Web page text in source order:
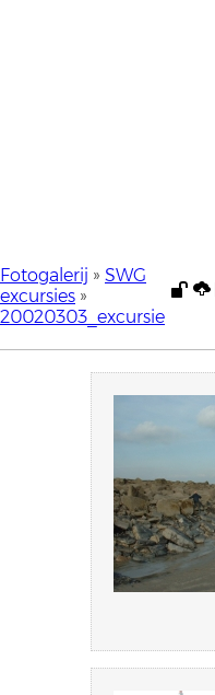
Fotogalerij » SWG
excursies »
20020303_excursie